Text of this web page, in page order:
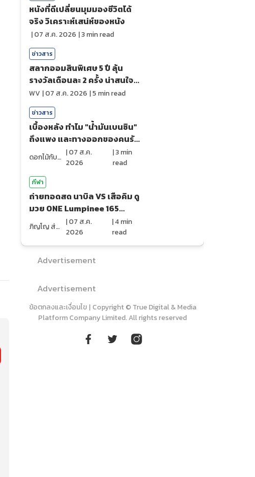
หนังที่ดีเปลี่ยนมุมมองชีวิตได้
จริง วิเคราะห์เสน่ห์ของหนัง
|07 ส.ค. 2026 |3min read
ข่าวสาร
สลากออมสินพิเศษ 5 ปี ลุ้น
รางวัลเดือนละ 2 ครั้ง น่าสนใจ
ไหม?
WV |07 ส.ค. 2026 |5 min read
ข่าวสาร
เบื้องหลัง ทำไม "น้ำมันเบนซิน"
ถึงแพง และทางออกของคนรัก
รถ?
ดอกไม้กับสายน้ำ |07 ส.ค.
2026
|3min
read
กีฬา
ถ่ายทอดสด นาบิล VS เสือคิม ดู
มวย ONE Lumpinee 165
(7ส.ค.69)
ภิญโญ ส่องแสง |07 ส.ค.
2026
|4min
read
Advertisement
Advertisement
ข้อตกลงและเงื่อนไข | Copyright © True Digital & Media
Platform Company Limited. All rights reserved